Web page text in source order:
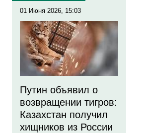
01 Июня 2026, 15:03
Путин объявил о
возвращении тигров:
Казахстан получил
хищников из России